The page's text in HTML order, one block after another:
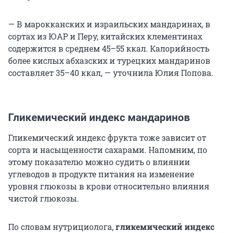
— В марокканских и израильских мандаринах, в
сортах из ЮАР и Перу, китайских клементинах
содержится в среднем 45–55 ккал. Калорийность
более кислых абхазских и турецких мандаринов
составляет 35–40 ккал, — уточнила Юлия Попова.
Гликемический индекс мандаринов
Гликемический индекс фрукта тоже зависит от
сорта и насыщенности сахарами. Напомним, по
этому показателю можно судить о влиянии
углеводов в продукте питания на изменение
уровня глюкозы в крови относительно влияния
чистой глюкозы.
По словам нутрициолога,гликемический индекс